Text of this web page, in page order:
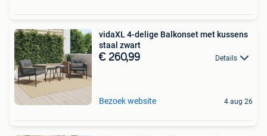
vidaXL 4-delige Balkonset met kussens
staal zwart
€ 260,99 Details
Bezoek website 4 aug 26